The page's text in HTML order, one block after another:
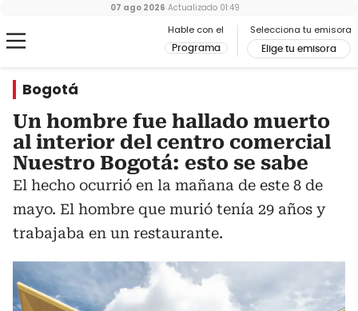
Hable con el
Programa
Selecciona tu emisora
Elige tu emisora
07 ago 2026 Actualizado 01:49
Bogotá
Un hombre fue hallado muerto
al interior del centro comercial
Nuestro Bogotá: esto se sabe
El hecho ocurrió en la mañana de este 8 de
mayo. El hombre que murió tenía 29 años y
trabajaba en un restaurante.